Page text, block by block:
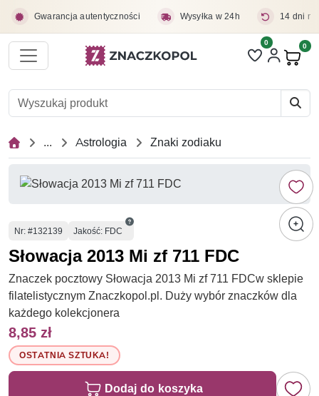
Gwarancja autentyczności Wysyłka w 24h 14 dni
Liczba pozycji
0 0
... Astrologia Znaki zodiaku
Numer
Nr: #132139 Jakość: FDC
Słowacja 2013 Mi zf 711 FDC
Znaczek pocztowy Słowacja 2013 Mi zf 711 FDCw sklepie
filatelistycznym Znaczkopol.pl. Duży wybór znaczków dla
każdego kolekcjonera
8,85 zł
OSTATNIA SZTUKA!
Dodaj do koszyka